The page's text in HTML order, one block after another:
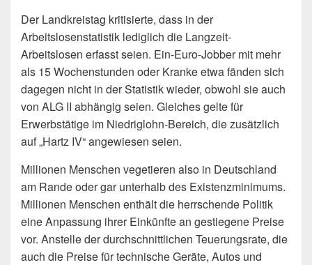
Der Landkreistag kritisierte, dass in der
Arbeitslosenstatistik lediglich die Langzeit-
Arbeitslosen erfasst seien. Ein-Euro-Jobber mit mehr
als 15 Wochenstunden oder Kranke etwa fänden sich
dagegen nicht in der Statistik wieder, obwohl sie auch
von ALG II abhängig seien. Gleiches gelte für
Erwerbstätige im Niedriglohn-Bereich, die zusätzlich
auf „Hartz IV“ angewiesen seien.
Millionen Menschen vegetieren also in Deutschland
am Rande oder gar unterhalb des Existenzminimums.
Millionen Menschen enthält die herrschende Politik
eine Anpassung ihrer Einkünfte an gestiegene Preise
vor. Anstelle der durchschnittlichen Teuerungsrate, die
auch die Preise für technische Geräte, Autos und